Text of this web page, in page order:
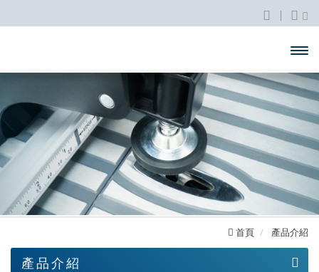
主選
單
首頁 產品介紹
產品介紹